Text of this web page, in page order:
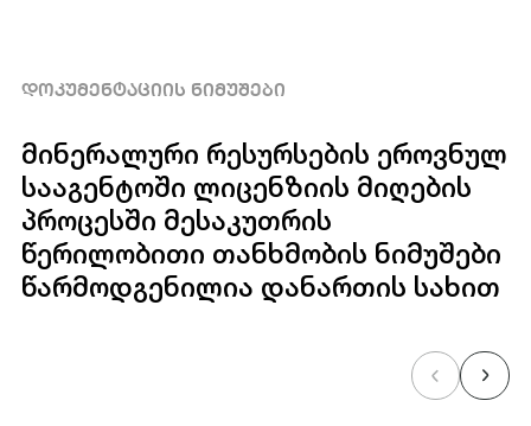
ᲓᲝᲙᲣᲛᲔᲜᲢᲐᲪᲘᲘᲡ ᲜᲘᲛᲣᲨᲔᲑᲘ
მინერალური რესურსების ეროვნულ
სააგენტოში ლიცენზიის მიღების
პროცესში მესაკუთრის
წერილობითი თანხმობის ნიმუშები
წარმოდგენილია დანართის სახით